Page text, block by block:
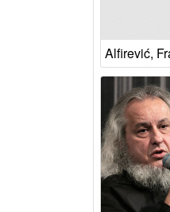
Alfirević,